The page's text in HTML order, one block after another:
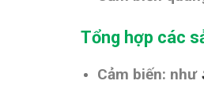
Tổng hợp các
Cảm biến: như